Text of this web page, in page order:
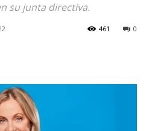
su junta directiva.
0
461